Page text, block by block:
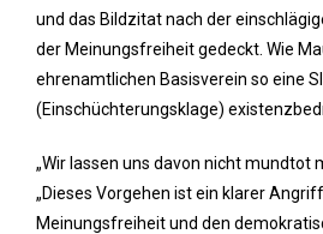
und das Bildzitat nach der
der Meinungsfreiheit gedeckt. Wie
ehrenamtlichen Basisverein so eine
(Einschüchterungsklage)
„Wir lassen uns davon nicht mundtot
„Dieses Vorgehen ist ein klarer
Meinungsfreiheit und den